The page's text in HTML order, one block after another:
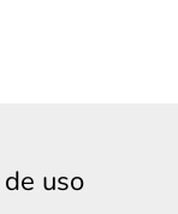
uso